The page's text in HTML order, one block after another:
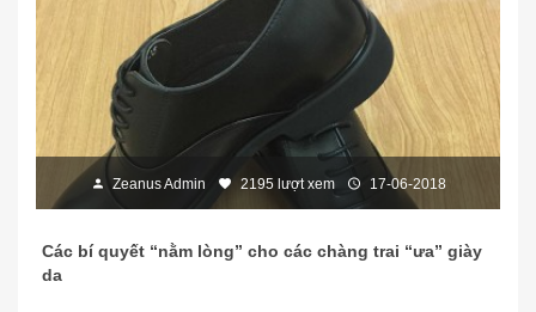
Zeanus Admin 2195 lượt xem 17-06-2018
Các bí quyết “nằm lòng” cho các chàng trai “ưa” giày
da